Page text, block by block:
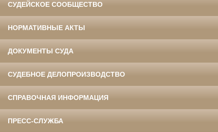
СУДЕЙСКОЕ СООБЩЕСТВО
НОРМАТИВНЫЕ АКТЫ
ДОКУМЕНТЫ СУДА
СУДЕБНОЕ ДЕЛОПРОИЗВОДСТВО
СПРАВОЧНАЯ ИНФОРМАЦИЯ
ПРЕСС-СЛУЖБА